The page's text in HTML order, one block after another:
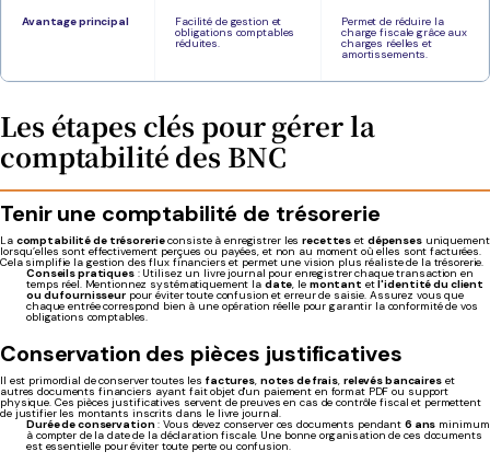
Avantage principal Facilité de gestion et
obligations comptables
réduites.
Permet de réduire la
charge fiscale grâce aux
charges réelles et
amortissements.
Les étapes clés pour gérer la
comptabilité des BNC
Tenir une comptabilité de trésorerie
La comptabilité de trésorerieconsiste à enregistrer lesrecettes et dépensesuniquement
lorsqu’elles sont effectivement perçues ou payées, et non au moment où elles sont facturées.
Cela simplifie la gestion des flux financiers et permet une vision plus réaliste de la trésorerie.
Conseils pratiques: Utilisez un livre journal pour enregistrer chaque transaction en
temps réel. Mentionnez systématiquement la date, le montant etl'identité du client
ou du fournisseurpour éviter toute confusion et erreur de saisie. Assurez vous que
chaque entrée correspond bien à une opération réelle pour garantir la conformité de vos
obligations comptables.
Conservation des pièces justificatives
Il est primordial de conserver toutes les factures, notes de frais, relevés bancaireset
autres documents financiers ayant fait objet d'un paiement en format PDF ou support
physique. Ces pièces justificatives servent de preuves en cas de contrôle fiscal et permettent
de justifier les montants inscrits dans le livre journal.
Durée de conservation: Vous devez conserver ces documents pendant 6 ans minimum
à compter de la date de la déclaration fiscale. Une bonne organisation de ces documents
est essentielle pour éviter toute perte ou confusion.